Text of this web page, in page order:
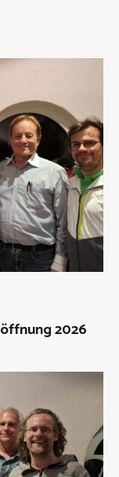
2026